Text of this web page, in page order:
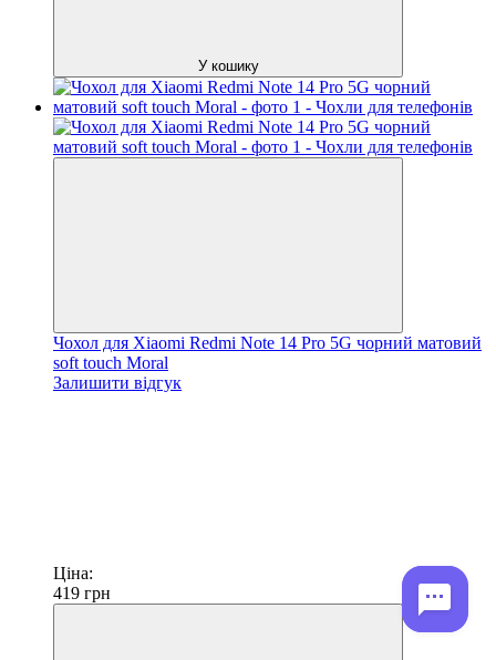
У кошику
Чохол для Xiaomi Redmi Note 14 Pro 5G чорний матовий
soft touch Moral
Залишити відгук
Ціна:
419 грн